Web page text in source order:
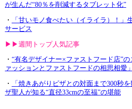
が生んだ“80％を削減するタブレット化”
・
「甘いモノ食べたい（イライラ）！」
サービス
▶︎▶︎週間トップ人気記事
・ “有名デザイナー×ファストフード店”
ァッションとファストフードの相思相愛」
・
「焼きあがりピザとの対面まで300秒
ザ聖人が知る“直径33cmの至福”の堪能